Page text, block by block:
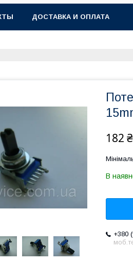
ДОСТАВКА И ОПЛАТА
182 ₴
В
+380